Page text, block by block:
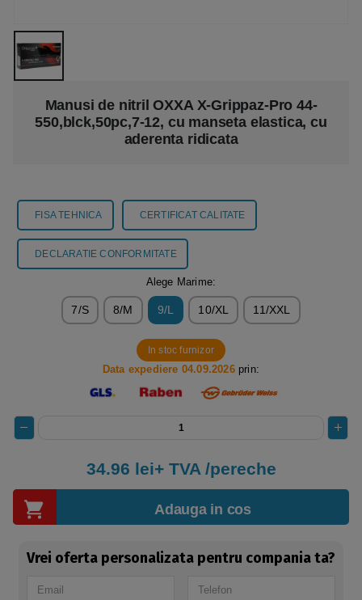
Manusi de nitril OXXA X-Grippaz-Pro 44-
550,blck,50pc,7-12, cu manseta elastica, cu
aderenta ridicata
FISA TEHNICA CERTIFICAT CALITATE
DECLARATIE CONFORMITATE
Alege Marime:
7/S 8/M 9/L 10/XL 11/XXL
In stoc furnizor
Data expediere 04.09.2026prin:
34.96 lei+ TVA /pereche
Adauga in cos
Vrei oferta personalizata pentru compania ta?